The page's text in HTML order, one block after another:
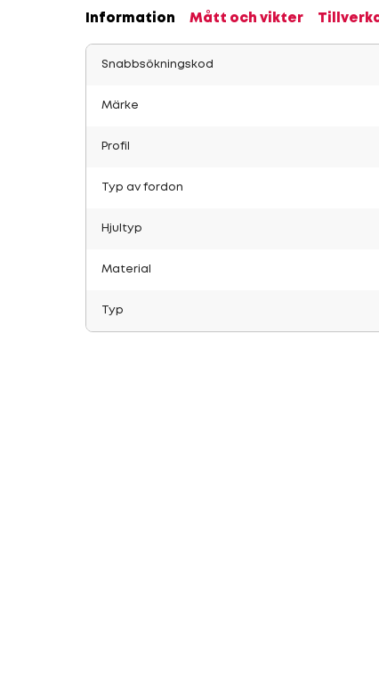
Information Mått och vikter
Snabbsökningskod
Märke
Profil
Typ av fordon
Hjultyp
Material
Typ